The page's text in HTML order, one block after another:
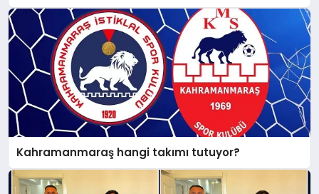
Kahramanmaraş hangi takımı tutuyor?